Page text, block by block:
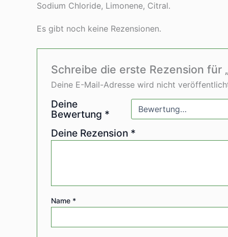
Sodium Chloride, Limonene, Citral.
Es gibt noch keine Rezensionen.
Schreibe die erste Rezension für
Deine E-Mail-Adresse wird nicht
Deine
Bewertung *
Deine Rezension *
Name *